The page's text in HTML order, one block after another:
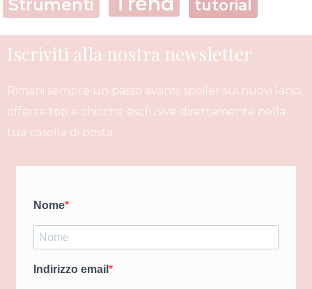
Strumenti tutorial
Iscriviti alla nostra newsletter
Rimani sempre un passo avanti: spoiler sui nuovi lanci,
offerte top e chicche esclusive direttamente nella
tua casella di posta.
Nome
Indirizzo email